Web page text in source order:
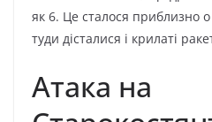
як 6. Це сталося приблизно
туди дісталися і крилаті
Атака на